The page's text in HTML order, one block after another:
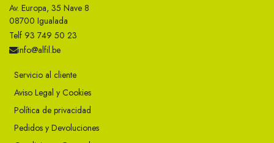
Av. Europa, 35 Nave 8
08700 Igualada
Telf 93 749 50 23
info@alfil.be
Servicio al cliente
Aviso Legal y Cookies
Política de privacidad
Pedidos y Devoluciones